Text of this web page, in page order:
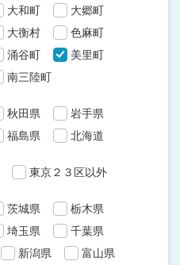
大和町
大郷町
大衡村
色麻町
涌谷町
美里町
南三陸町
秋田県
岩手県
福島県 北海道
東京２３区以外
茨城県
栃木県
埼玉県
千葉県
新潟県
富山県